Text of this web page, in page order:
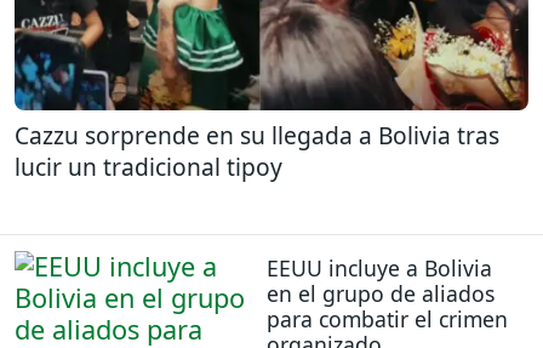
Cazzu sorprende en su llegada a Bolivia tras
lucir un tradicional tipoy
EEUU incluye a Bolivia
en el grupo de aliados
para combatir el crimen